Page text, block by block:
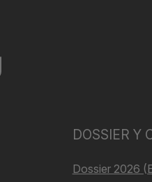
DOSSIER Y
Dossier 2026